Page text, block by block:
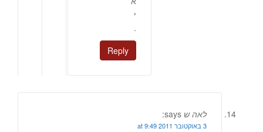
י
.
Reply
לאה ש says:
3 באוקטובר 2011 at 9:49